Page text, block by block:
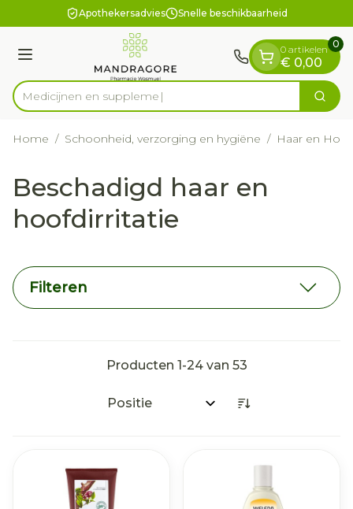
Ga naar de inhoudApothekersadvies Snelle beschikbaarheid
Menu
Product, merk, categorie...
Medi Zoek
0 artikelen
€ 0,00
0
Home / Schoonheid, verzorging en hygiëne / Haar en
Beschadigd haar en
hoofdirritatie
Filteren
Producten 1-24van 53
Sorteer op: